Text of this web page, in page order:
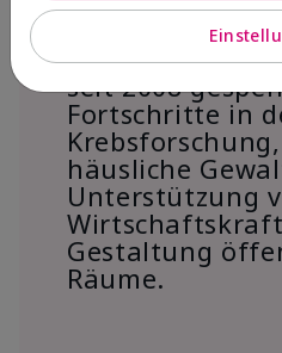
Über 18
seit 2008
Fortschritte in
häusliche
Unterstützung
Gestaltung
Räume.